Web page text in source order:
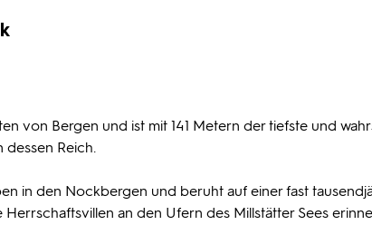
von Bergen und ist mit 141 Metern der tiefste und
dessen Reich.
in den Nockbergen und beruht auf einer fast
an den Ufern des Millstätter Sees